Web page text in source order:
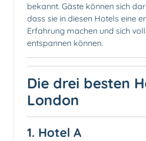
bekannt. Gäste können sich
dass sie in diesen Hotels eine
Erfahrung machen und sich
entspannen können.
Die drei besten
London
1. Hotel A